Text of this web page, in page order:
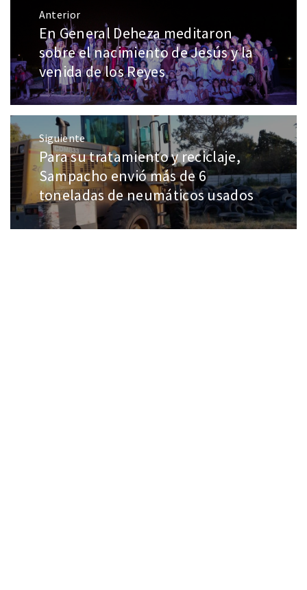
Anterior
En General Deheza meditaron
sobre el nacimiento de Jesús y la
venida de los Reyes
Siguiente
Para su tratamiento y reciclaje,
Sampacho envió más de 6
toneladas de neumáticos usados